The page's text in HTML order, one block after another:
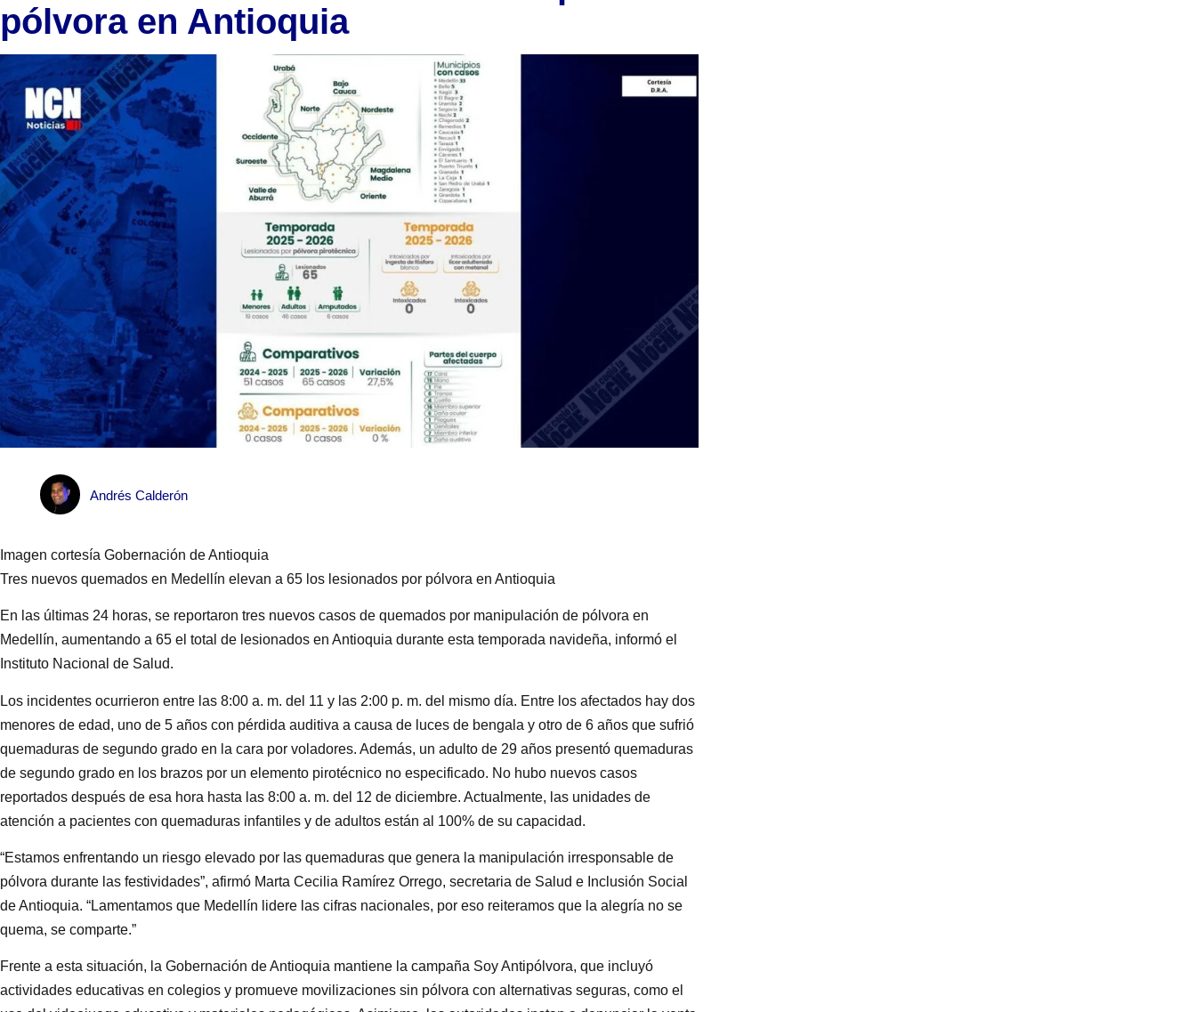
pólvora en Antioquia
Andrés Calderón
Imagen cortesía Gobernación de Antioquia
Tres nuevos quemados en Medellín elevan a 65 los lesionados por pólvora en Antioquia
En las últimas 24 horas, se reportaron tres nuevos casos de quemados por manipulación de pólvora en
Medellín, aumentando a 65 el total de lesionados en Antioquia durante esta temporada navideña, informó el
Instituto Nacional de Salud.
Los incidentes ocurrieron entre las 8:00 a. m. del 11 y las 2:00 p. m. del mismo día. Entre los afectados hay dos
menores de edad, uno de 5 años con pérdida auditiva a causa de luces de bengala y otro de 6 años que sufrió
quemaduras de segundo grado en la cara por voladores. Además, un adulto de 29 años presentó quemaduras
de segundo grado en los brazos por un elemento pirotécnico no especificado. No hubo nuevos casos
reportados después de esa hora hasta las 8:00 a. m. del 12 de diciembre. Actualmente, las unidades de
atención a pacientes con quemaduras infantiles y de adultos están al 100% de su capacidad.
“Estamos enfrentando un riesgo elevado por las quemaduras que genera la manipulación irresponsable de
pólvora durante las festividades”, afirmó Marta Cecilia Ramírez Orrego, secretaria de Salud e Inclusión Social
de Antioquia. “Lamentamos que Medellín lidere las cifras nacionales, por eso reiteramos que la alegría no se
quema, se comparte.”
Frente a esta situación, la Gobernación de Antioquia mantiene la campaña Soy Antipólvora, que incluyó
actividades educativas en colegios y promueve movilizaciones sin pólvora con alternativas seguras, como el